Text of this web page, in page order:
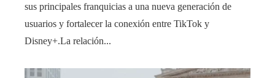
sus principales franquicias a una nueva generación de
usuarios y fortalecer la conexión entre TikTok y
Disney+.La relación...